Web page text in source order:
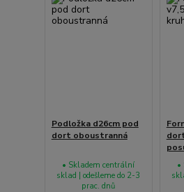
Podložka d26cm pod
dort oboustranná
• Skladem centrální
sklad | odešleme do 2-3
prac. dnů
•